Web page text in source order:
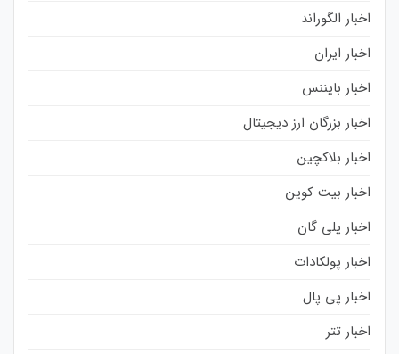
اخبار الگوراند
اخبار ایران
اخبار بایننس
اخبار بزرگان ارز دیجیتال
اخبار بلاکچین
اخبار بیت کوین
اخبار پلی گان
اخبار پولکادات
اخبار پی پال
اخبار تتر